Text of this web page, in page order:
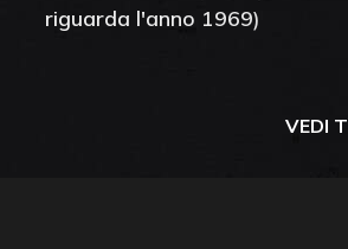
riguarda l'anno 1969)
VEDI